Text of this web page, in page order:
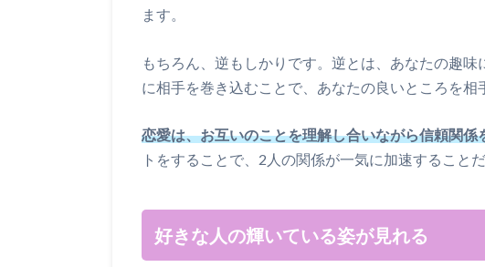
ます。
もちろん、逆もしかりです。逆とは、あなたの趣
に相手を巻き込むことで、あなたの良いところを相
恋愛は、お互いのことを理解し合いながら信頼関係
トをすることで、2人の関係が一気に加速すること
好きな人の輝いている姿が見れる